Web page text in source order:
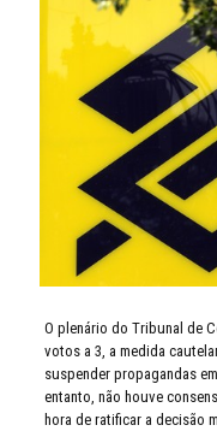
O plenário do Tribunal de
votos a 3, a medida
suspender propagandas
entanto, não houve
hora de ratificar a decisão